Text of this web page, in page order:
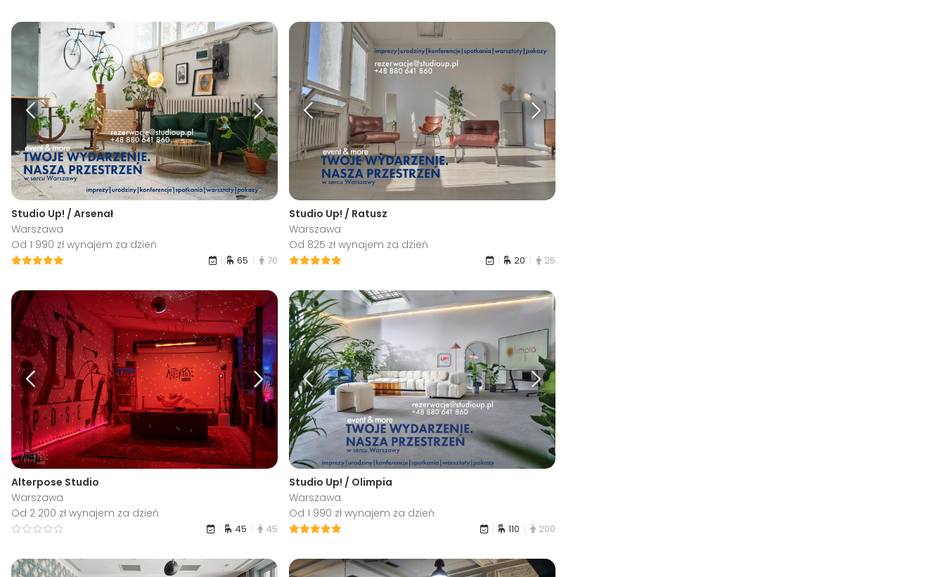
Studio Up! / Arsenał
Warszawa
Od 1 990 zł wynajem za dzień
65 70
Studio Up! / Ratusz
Warszawa
Od 825 zł wynajem za dzień
20 25
Alterpose Studio
Warszawa
Od 2 200 zł wynajem za dzień
45 45
Studio Up! / Olimpia
Warszawa
Od 1 990 zł wynajem za dzień
110 200